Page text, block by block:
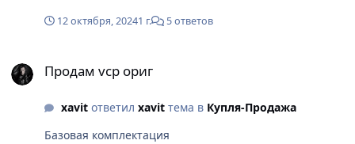
12 октября, 20241 г. 5 ответов
Продам vcp ориг
xavitответил xavitтема в Купля-Продажа
Базовая комплектация